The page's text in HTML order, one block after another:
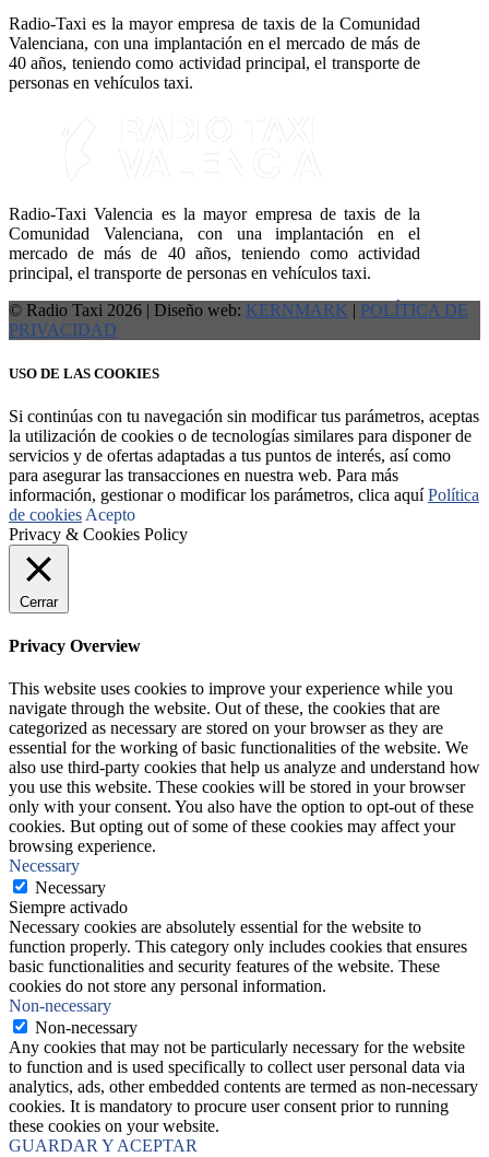
Radio-Taxi es la mayor empresa de taxis de la Comunidad
Valenciana, con una implantación en el mercado de más de
40 años, teniendo como actividad principal, el transporte de
personas en vehículos taxi.
Radio-Taxi Valencia es la mayor empresa de taxis de la
Comunidad Valenciana, con una implantación en el
mercado de más de 40 años, teniendo como actividad
principal, el transporte de personas en vehículos taxi.
© Radio Taxi 2026 | Diseño web: KERNMARK | POLÍTICA DE
PRIVACIDAD
USO DE LAS COOKIES
Si continúas con tu navegación sin modificar tus parámetros, aceptas
la utilización de cookies o de tecnologías similares para disponer de
servicios y de ofertas adaptadas a tus puntos de interés, así como
para asegurar las transacciones en nuestra web. Para más
información, gestionar o modificar los parámetros, clica aquíPolítica
de cookies Acepto
Privacy & Cookies Policy
Cerrar
Privacy Overview
This website uses cookies to improve your experience while you
navigate through the website. Out of these, the cookies that are
categorized as necessary are stored on your browser as they are
essential for the working of basic functionalities of the website. We
also use third-party cookies that help us analyze and understand how
you use this website. These cookies will be stored in your browser
only with your consent. You also have the option to opt-out of these
cookies. But opting out of some of these cookies may affect your
browsing experience.
Necessary
Necessary
Siempre activado
Necessary cookies are absolutely essential for the website to
function properly. This category only includes cookies that ensures
basic functionalities and security features of the website. These
cookies do not store any personal information.
Non-necessary
Non-necessary
Any cookies that may not be particularly necessary for the website
to function and is used specifically to collect user personal data via
analytics, ads, other embedded contents are termed as non-necessary
cookies. It is mandatory to procure user consent prior to running
these cookies on your website.
GUARDAR Y ACEPTAR